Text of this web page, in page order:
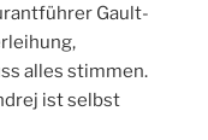
Gault-
alles stimmen.
ist selbst